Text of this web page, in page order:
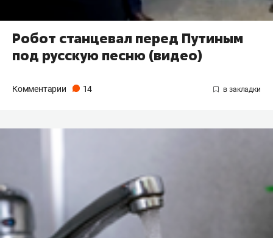
Робот станцевал перед Путиным
под русскую песню (видео)
Комментарии 14